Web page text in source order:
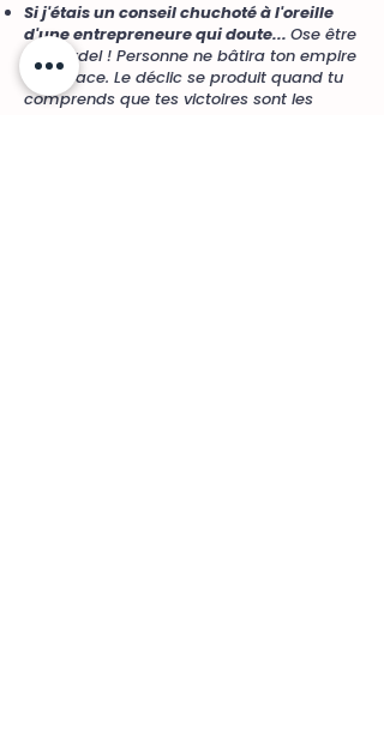
Si j'étais un conseil chuchoté à l'oreille
d'une entrepreneure qui doute... Ose être
toi, bordel ! Personne ne bâtira ton empire
à ta place. Le déclic se produit quand tu
comprends que tes victoires sont les